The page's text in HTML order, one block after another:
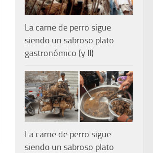
La carne de perro sigue
siendo un sabroso plato
gastronómico (y II)
La carne de perro sigue
siendo un sabroso plato